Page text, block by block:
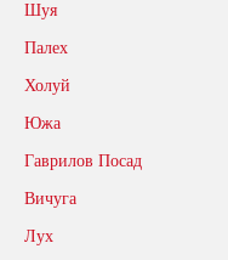
Шуя
Палех
Холуй
Южа
Гаврилов Посад
Вичуга
Лух